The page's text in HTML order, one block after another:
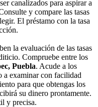
canalizados para aspirar a
y compare las tasas
El préstamo con la tasa
la evaluación de las tasas
Compruebe entre los
Puebla. Acude a los
a examinar con facilidad
para que obtengas los
su dinero prontamente.
y precisa.